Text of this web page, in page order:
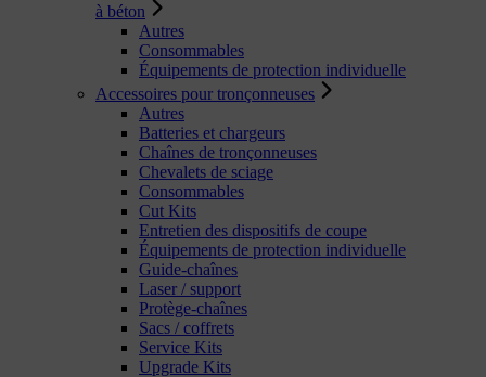
à béton
Autres
Consommables
Équipements de protection individuelle
Accessoires pour tronçonneuses
Autres
Batteries et chargeurs
Chaînes de tronçonneuses
Chevalets de sciage
Consommables
Cut Kits
Entretien des dispositifs de coupe
Équipements de protection individuelle
Guide-chaînes
Laser / support
Protège-chaînes
Sacs / coffrets
Service Kits
Upgrade Kits